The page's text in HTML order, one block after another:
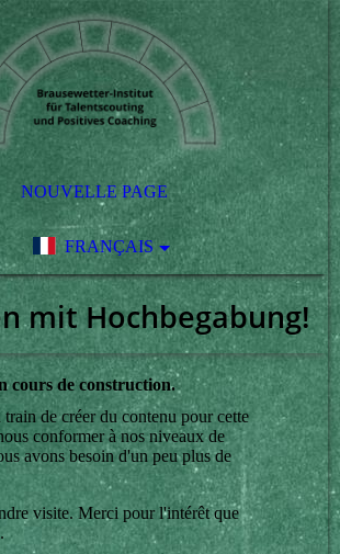
NOUVELLE PAGE
FRANÇAIS
mit Hochbegabung!
cours de construction.
train de créer du contenu pour cette
conformer à nos niveaux de
avons besoin d'un peu plus de
visite. Merci pour l'intérêt que